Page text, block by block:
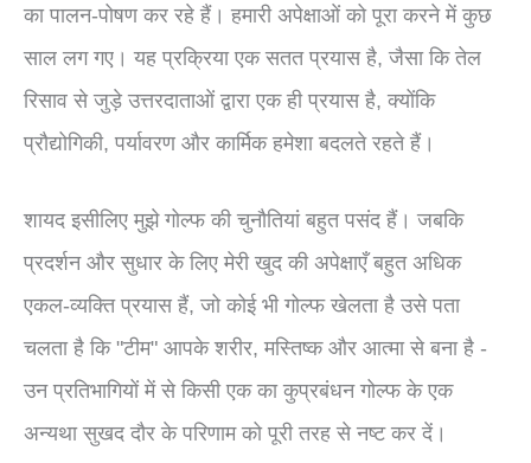
का पालन-पोषण कर रहे हैं। हमारी अपेक्षाओं को पूरा करने में कुछ
साल लग गए। यह प्रक्रिया एक सतत प्रयास है, जैसा कि तेल
रिसाव से जुड़े उत्तरदाताओं द्वारा एक ही प्रयास है, क्योंकि
प्रौद्योगिकी, पर्यावरण और कार्मिक हमेशा बदलते रहते हैं।
शायद इसीलिए मुझे गोल्फ की चुनौतियां बहुत पसंद हैं। जबकि
प्रदर्शन और सुधार के लिए मेरी खुद की अपेक्षाएँ बहुत अधिक
एकल-व्यक्ति प्रयास हैं, जो कोई भी गोल्फ खेलता है उसे पता
चलता है कि "टीम" आपके शरीर, मस्तिष्क और आत्मा से बना है -
उन प्रतिभागियों में से किसी एक का कुप्रबंधन गोल्फ के एक
अन्यथा सुखद दौर के परिणाम को पूरी तरह से नष्ट कर दें।